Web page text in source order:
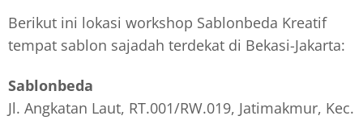
Berikut ini lokasi workshop Sablonbeda Kreatif
tempat sablon sajadah terdekat di Bekasi-Jakarta:
Sablonbeda
Jl. Angkatan Laut, RT.001/RW.019, Jatimakmur, Kec.